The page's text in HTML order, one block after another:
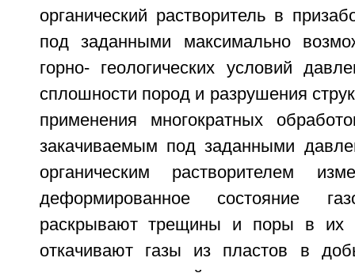
органический растворитель в
под заданными максимально
горно- геологических условий
сплошности пород и разрушения
применения многократных
закачиваемым под заданными
органическим растворителем
деформированное состояние
раскрывают трещины и поры в их
откачивают газы из пластов в